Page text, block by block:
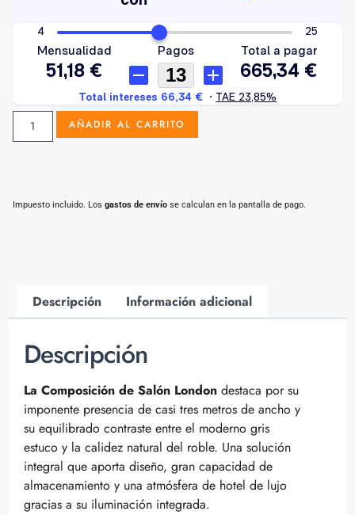
AÑADIR AL CARRITO
Impuesto incluido. Los gastos de envío se calculan en la pantalla de pago.
Descripción Información adicional
Descripción
La Composición de Salón London destaca por su
imponente presencia de casi tres metros de ancho y
su equilibrado contraste entre el moderno gris
estuco y la calidez natural del roble. Una solución
integral que aporta diseño, gran capacidad de
almacenamiento y una atmósfera de hotel de lujo
gracias a su iluminación integrada.